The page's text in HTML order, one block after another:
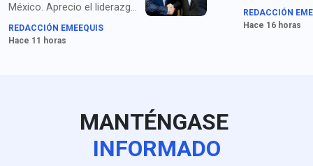
México. Aprecio el liderazgo
de la presidenta Sheinbaum
y los compromisos de
principal obstáculo.
REDACCIÓN EMEEQUIS
Hace 11 horas
homicidio y
droga.
REDACCIÓN
Hace 16 horas
MANTÉNGASE
INFORMADO